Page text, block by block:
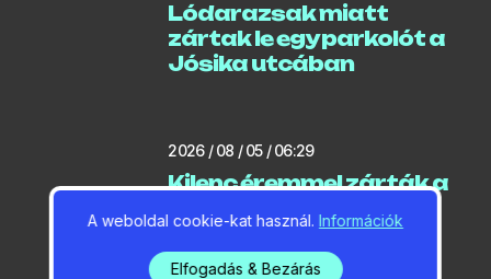
Lódarazsak miatt
zártak le egy parkolót a
Jósika utcában
2026 / 08 / 05 / 06:29
Kilenc éremmel zárták a
országos bajnokságot
A weboldal cookie-kat használ. Információk
Elfogadás & Bezárás